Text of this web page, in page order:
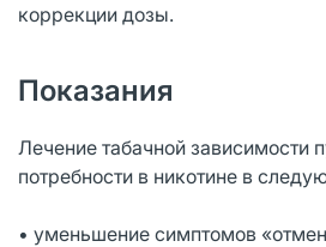
коррекции дозы.
Показания
Лечение табачной зависимости
потребности в никотине в
• уменьшение симптомов